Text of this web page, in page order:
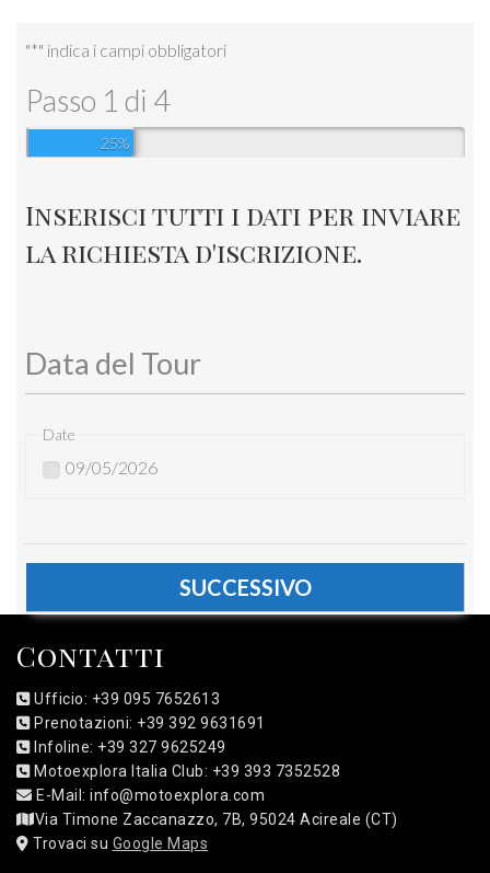
"*" indica i campi obbligatori
Passo 1 di 4
25%
Inserisci tutti i dati per inviare
la richiesta d'iscrizione.
Data del Tour
Date
09/05/2026
Contatti
Ufficio: +39 095 7652613
Prenotazioni: +39 392 9631691
Infoline: +39 327 9625249
Motoexplora Italia Club: +39 393 7352528
E-Mail: info@motoexplora.com
Via Timone Zaccanazzo, 7B, 95024 Acireale (CT)
Trovaci su Google Maps